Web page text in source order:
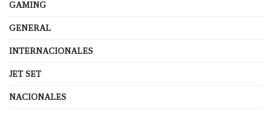
GAMING
GENERAL
INTERNACIONALES
JET SET
NACIONALES